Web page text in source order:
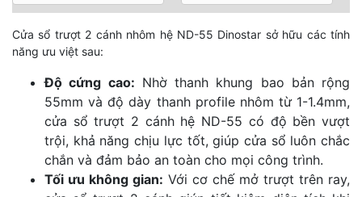
Cửa sổ trượt 2 cánh nhôm hệ ND-55 Dinostar sở hữu các tính
năng ưu việt sau:
Độ cứng cao: Nhờ thanh khung bao bản rộng
55mm và độ dày thanh profile nhôm từ 1-1.4mm,
cửa sổ trượt 2 cánh hệ ND-55 có độ bền vượt
trội, khả năng chịu lực tốt, giúp cửa sổ luôn chắc
chắn và đảm bảo an toàn cho mọi công trình.
Tối ưu không gian: Với cơ chế mở trượt trên ray,